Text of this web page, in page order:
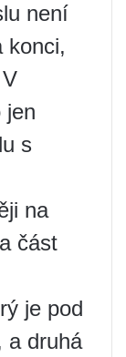
není
konci,
jen
s
na
část
je pod
a druhá